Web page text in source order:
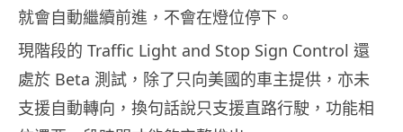
就會自動繼續前進，不會在燈位停下。
現階段的 Traffic Light and Stop Sign Control 還
處於 Beta 測試，除了只向美國的車主提供，亦未
支援自動轉向，換句話說只支援直路行駛，功能相